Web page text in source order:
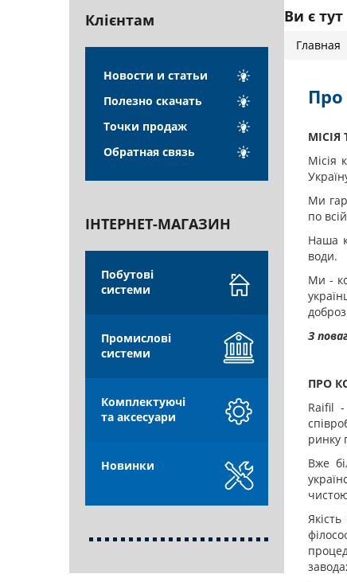
Клієнтам
Новости и статьи
Полезно скачать
Точки продаж
Обратная связь
ІНТЕРНЕТ-МАГАЗИН
Побутові
системи
Промислові
системи
Комплектуючі
та аксесуари
Новинки
Ви є тут
Главная
МІСІЯ
Місія
Ми
по
Наша
води.
Ми -
З
ПРО
Raifil
ринку
Вже